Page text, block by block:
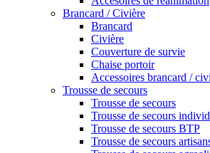
Brancard / Civière
Brancard
Civière
Couverture de survie
Chaise portoir
Accessoires brancard /
Trousse de secours
Trousse de secours
Trousse de secours
Trousse de secours BTP
Trousse de secours